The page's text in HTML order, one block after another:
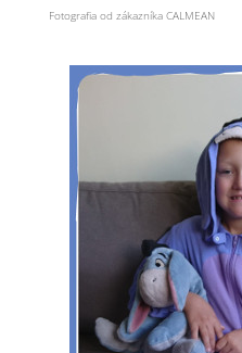
Fotografia od zákazníka CALMEAN